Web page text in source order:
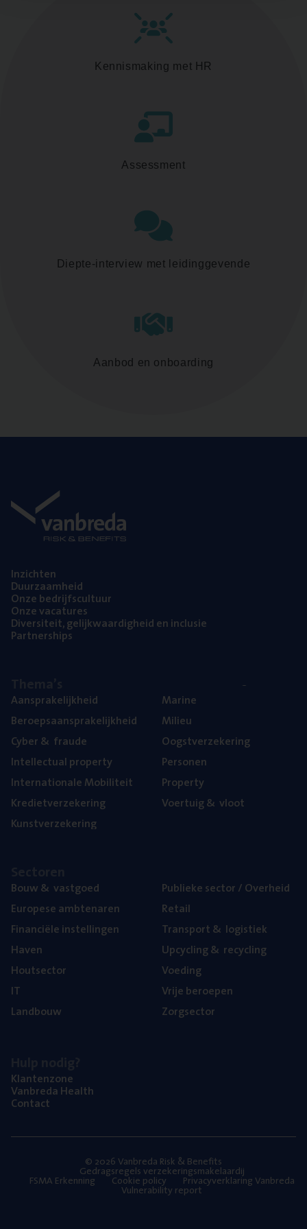
Kennismaking met HR
Assessment
Diepte-interview met leidinggevende
Aanbod en onboarding
Inzich­ten
Duur­zaam­heid
Onze bedrijfs­cul­tuur
Onze vaca­tu­res
Diver­si­teit, gelijk­waar­dig­heid en inclusie
Part­ner­ships
Aan­spra­ke­lijk­heid
Beroeps­aan­spra­ke­lijk­heid
Cyber& fraude
Intel­lec­tu­al property
Inter­na­ti­o­na­le Mobiliteit
Kre­diet­ver­ze­ke­ring
Kunst­ver­ze­ke­ring
Mari­ne
Mili­eu
Oogst­ver­ze­ke­ring
Per­so­nen
Pro­per­ty
Voer­tuig& vloot
Bouw& vastgoed
Euro­pe­se ambtenaren
Finan­ci­ë­le instellingen
Haven
Hout­sec­tor
IT
Land­bouw
Publie­ke sec­tor / Overheid
Retail
Trans­port& logistiek
Upcy­cling& recycling
Voe­ding
Vrije beroe­pen
Zorg­sec­tor
Klan­ten­zo­ne
Van­b­re­da Health
Con­tact
© 2026 Vanbreda Risk & Benefits
Gedragsregels verzekeringsmakelaardij
FSMA Erkenning Cookie policy Privacyverklaring Vanbreda
Vulnerability report